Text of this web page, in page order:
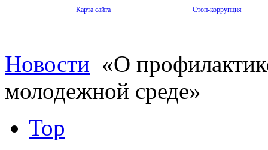
Карта сайта Стоп-коррупция
Новости «О
молодежной среде»
Top